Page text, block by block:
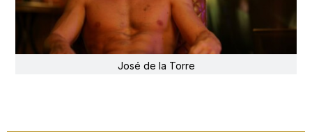
José de la Torre